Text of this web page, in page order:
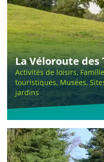
La Véloroute des
Activités de loisirs,
touristiques, Musées,
jardins